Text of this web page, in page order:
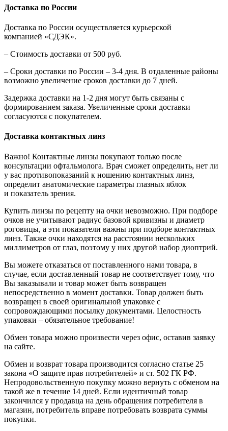
Доставка по России
Доставка по России осуществляется курьерской
компанией «СДЭК».
– Стоимость доставки от 500 руб.
– Сроки доставки по России – 3-4 дня. В отдаленные районы
возможно увеличение сроков доставки до 7 дней.
Задержка доставки на 1-2 дня могут быть связаны с
формированием заказа. Увеличенные сроки доставки
согласуются с покупателем.
Доставка контактных линз
Важно! Контактные линзы покупают только после
консультации офтальмолога. Врач сможет определить, нет ли
у вас противопоказаний к ношению контактных линз,
определит анатомические параметры глазных яблок
и показатель зрения.
Купить линзы по рецепту на очки невозможно. При подборе
очков не учитывают радиус базовой кривизны и диаметр
роговицы, а эти показатели важны при подборе контактных
линз. Также очки находятся на расстоянии нескольких
миллиметров от глаз, поэтому у них другой набор диоптрий.
Вы можете отказаться от поставленного нами товара, в
случае, если доставленный товар не соответствует тому, что
Вы заказывали и товар может быть возвращен
непосредственно в момент доставки. Товар должен быть
возвращен в своей оригинальной упаковке с
сопровождающими посылку документами. Целостность
упаковки – обязательное требование!
Обмен товара можно произвести через офис, оставив заявку
на сайте.
Обмен и возврат товара производится согласно статье 25
закона «О защите прав потребителей» и ст. 502 ГК РФ.
Непродовольственную покупку можно вернуть с обменом на
такой же в течение 14 дней. Если идентичный товар
закончился у продавца на день обращения потребителя в
магазин, потребитель вправе потребовать возврата суммы
покупки.